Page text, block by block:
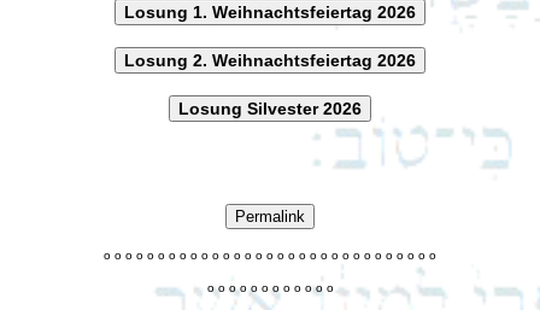
Losung 1. Weihnachtsfeiertag 2026
Losung 2. Weihnachtsfeiertag 2026
Losung Silvester 2026
Permalink
o o o o o o o o o o o o o o o o o o o o o o o o o o o o o o o
o o o o o o o o o o o o